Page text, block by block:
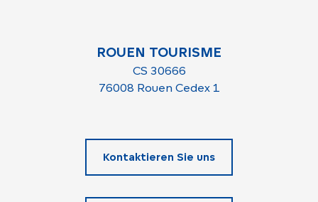
ROUEN TOURISME
CS 30666
76008 Rouen Cedex 1
Kontaktieren Sie uns